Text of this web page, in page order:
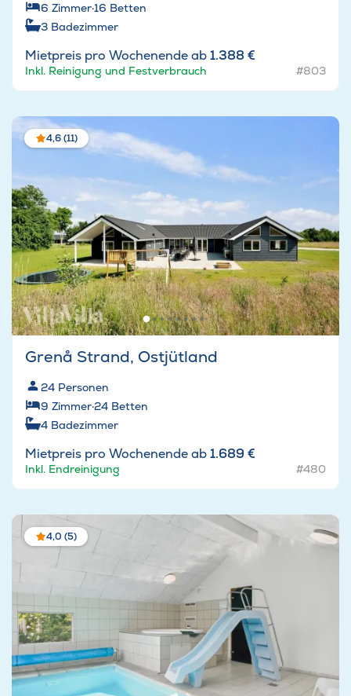
6 Zimmer·16 Betten
3 Badezimmer
Mietpreis pro Wochenende ab1.388 €
Inkl. Reinigung und Festverbrauch #803
4,6 (11)
Grenå Strand, Ostjütland
24 Personen
9 Zimmer·24 Betten
4 Badezimmer
Mietpreis pro Wochenende ab1.689 €
Inkl. Endreinigung #480
4,0 (5)